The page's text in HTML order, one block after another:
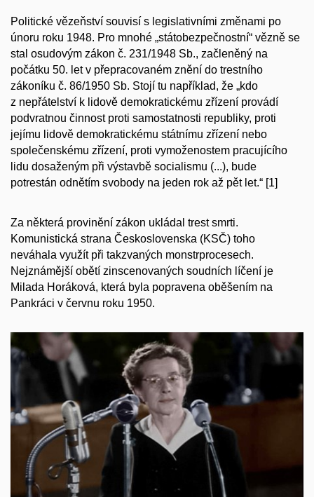
Politické vězeňství souvisí s legislativními změnami po
únoru roku 1948. Pro mnohé „státobezpečnostní“ vězně se
stal osudovým zákon č. 231/1948 Sb., začleněný na
počátku 50. let v přepracovaném znění do trestního
zákoníku č. 86/1950 Sb. Stojí tu například, že „kdo
z nepřátelství k lidově demokratickému zřízení provádí
podvratnou činnost proti samostatnosti republiky, proti
jejímu lidově demokratickému státnímu zřízení nebo
společenskému zřízení, proti vymoženostem pracujícího
lidu dosaženým při výstavbě socialismu (...), bude
potrestán odnětím svobody na jeden rok až pět let.“ [1]
Za některá provinění zákon ukládal trest smrti.
Komunistická strana Československa (KSČ) toho
neváhala využít při takzvaných monstrprocesech.
Nejznámější obětí zinscenovaných soudních líčení je
Milada Horáková, která byla popravena oběšením na
Pankráci v červnu roku 1950.